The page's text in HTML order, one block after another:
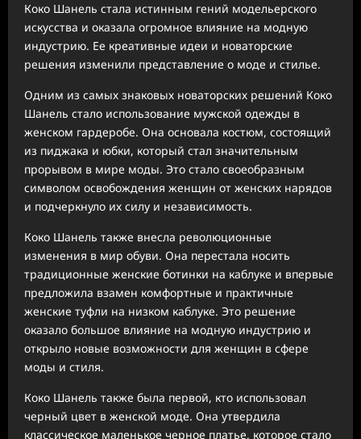
Коко Шанель стала истинным гений модельерского
искусства и оказала огромное влияние на модную
индустрию. Ее креативные идеи и новаторские
решения изменили представление о моде и стилье.
Одним из самых знаковых новаторских решений Коко
Шанель стало использование мужской одежды в
женском гардеробе. Она основала костюм, состоящий
из пиджака и юбки, который стал значительным
прорывом в мире моды. Это стало своеобразным
символом освобождения женщин от женских нарядов
и подчеркнуло их силу и независимость.
Коко Шанель также внесла революционные
изменения в мир обуви. Она перестала носить
традиционные женские ботинки на каблуке и впервые
предложила взамен комфортные и практичные
женские туфли на низком каблуке. Это решение
оказало большое влияние на модную индустрию и
открыло новые возможности для женщин в сфере
моды и стиля.
Коко Шанель также была первой, кто использовал
черный цвет в женской моде. Она утвердила
классическое маленькое черное платье, которое стало